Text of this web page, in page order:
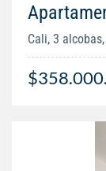
Cali, 3